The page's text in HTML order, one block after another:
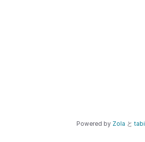
Powered by Zola と tabi